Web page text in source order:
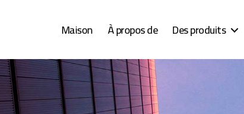
Maison À propos de Des produits